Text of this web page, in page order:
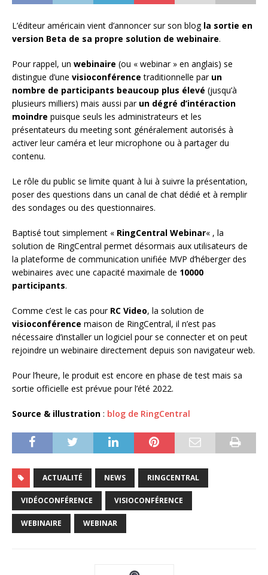
L’éditeur américain vient d’annoncer sur son blog la sortie en
version Beta de sa propre solution de webinaire.
Pour rappel, un webinaire (ou « webinar » en anglais) se
distingue d’une visioconférence traditionnelle par un
nombre de participants beaucoup plus élevé (jusqu’à
plusieurs milliers) mais aussi par un dégré d’intéraction
moindre puisque seuls les administrateurs et les
présentateurs du meeting sont généralement autorisés à
activer leur caméra et leur microphone ou à partager du
contenu.
Le rôle du public se limite quant à lui à suivre la présentation,
poser des questions dans un canal de chat dédié et à remplir
des sondages ou des questionnaires.
Baptisé tout simplement « RingCentral Webinar« , la
solution de RingCentral permet désormais aux utilisateurs de
la plateforme de communication unifiée MVP d’héberger des
webinaires avec une capacité maximale de 10000
participants.
Comme c’est le cas pour RC Video, la solution de
visioconférence maison de RingCentral, il n’est pas
nécessaire d’installer un logiciel pour se connecter et on peut
rejoindre un webinaire directement depuis son navigateur web.
Pour l’heure, le produit est encore en phase de test mais sa
sortie officielle est prévue pour l’été 2022.
Source & illustration : blog de RingCentral
ACTUALITÉ NEWS RINGCENTRAL
VIDÉOCONFÉRENCE VISIOCONFÉRENCE
WEBINAIRE WEBINAR